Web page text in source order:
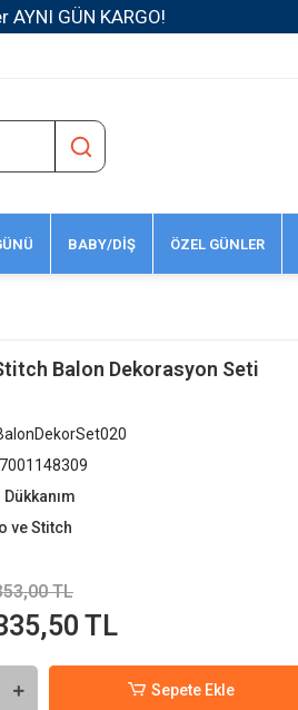
BABY/DİŞ ÖZEL GÜNLER
Balon Dekorasyon Seti
Dükkanım
ve Stitch
TL
TL
Sepete Ekle